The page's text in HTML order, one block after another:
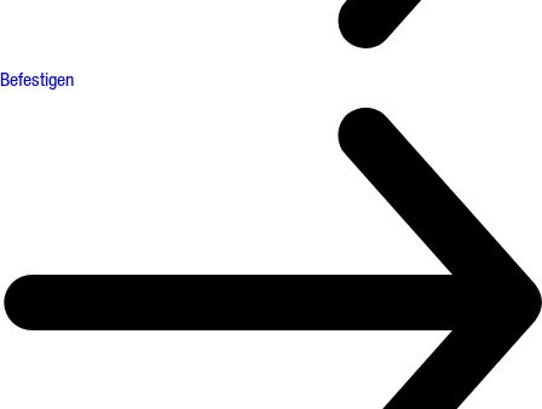
Befestigen